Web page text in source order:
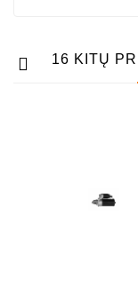
16 KITŲ